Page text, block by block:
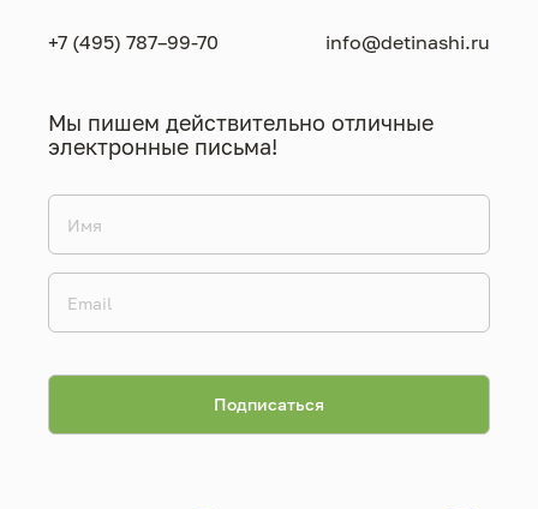
+7 (495) 787–99-70 info@detinashi.ru
Мы пишем действительно отличные
электронные письма!